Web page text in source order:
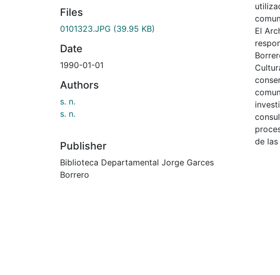
Files
0101323.JPG (39.95 KB)
Date
1990-01-01
Authors
s. n.
s. n.
Publisher
Biblioteca Departamental Jorge Garces
Borrero
El
de las